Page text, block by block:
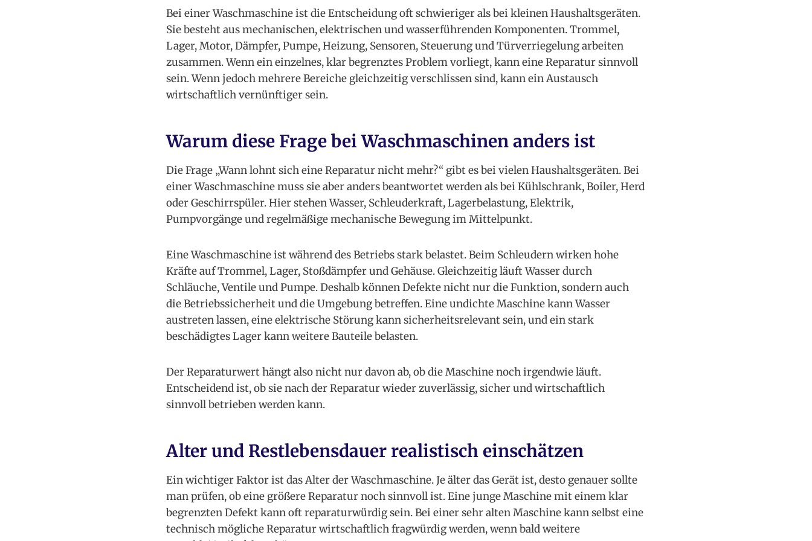
Bei einer Waschmaschine ist die Entscheidung oft schwieriger als bei kleinen Haushaltsgeräten.
Sie besteht aus mechanischen, elektrischen und wasserführenden Komponenten. Trommel,
Lager, Motor, Dämpfer, Pumpe, Heizung, Sensoren, Steuerung und Türverriegelung arbeiten
zusammen. Wenn ein einzelnes, klar begrenztes Problem vorliegt, kann eine Reparatur sinnvoll
sein. Wenn jedoch mehrere Bereiche gleichzeitig verschlissen sind, kann ein Austausch
wirtschaftlich vernünftiger sein.
Warum diese Frage bei Waschmaschinen anders ist
Die Frage „Wann lohnt sich eine Reparatur nicht mehr?“ gibt es bei vielen Haushaltsgeräten. Bei
einer Waschmaschine muss sie aber anders beantwortet werden als bei Kühlschrank, Boiler, Herd
oder Geschirrspüler. Hier stehen Wasser, Schleuderkraft, Lagerbelastung, Elektrik,
Pumpvorgänge und regelmäßige mechanische Bewegung im Mittelpunkt.
Eine Waschmaschine ist während des Betriebs stark belastet. Beim Schleudern wirken hohe
Kräfte auf Trommel, Lager, Stoßdämpfer und Gehäuse. Gleichzeitig läuft Wasser durch
Schläuche, Ventile und Pumpe. Deshalb können Defekte nicht nur die Funktion, sondern auch
die Betriebssicherheit und die Umgebung betreffen. Eine undichte Maschine kann Wasser
austreten lassen, eine elektrische Störung kann sicherheitsrelevant sein, und ein stark
beschädigtes Lager kann weitere Bauteile belasten.
Der Reparaturwert hängt also nicht nur davon ab, ob die Maschine noch irgendwie läuft.
Entscheidend ist, ob sie nach der Reparatur wieder zuverlässig, sicher und wirtschaftlich
sinnvoll betrieben werden kann.
Alter und Restlebensdauer realistisch einschätzen
Ein wichtiger Faktor ist das Alter der Waschmaschine. Je älter das Gerät ist, desto genauer sollte
man prüfen, ob eine größere Reparatur noch sinnvoll ist. Eine junge Maschine mit einem klar
begrenzten Defekt kann oft reparaturwürdig sein. Bei einer sehr alten Maschine kann selbst eine
technisch mögliche Reparatur wirtschaftlich fragwürdig werden, wenn bald weitere